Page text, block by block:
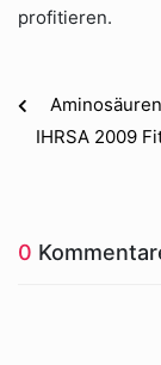
profitieren.
IHRSA 2009
0